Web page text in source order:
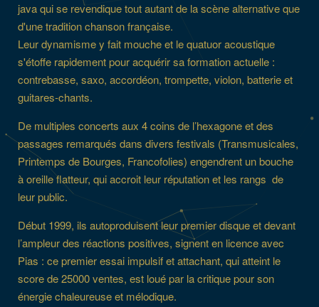
java qui se revendique tout autant de la scène alternative que
d'une tradition chanson française.
Leur dynamisme y fait mouche et le quatuor acoustique
s'étoffe rapidement pour acquérir sa formation actuelle :
contrebasse, saxo, accordéon, trompette, violon, batterie et
guitares-chants.
De multiples concerts aux 4 coins de l’hexagone et des
passages remarqués dans divers festivals (Transmusicales,
Printemps de Bourges, Francofolies) engendrent un bouche
à oreille flatteur, qui accroit leur réputation et les rangs de
leur public.
Début 1999, ils autoproduisent leur premier disque et devant
l’ampleur des réactions positives, signent en licence avec
Pias : ce premier essai impulsif et attachant, qui atteint le
score de 25000 ventes, est loué par la critique pour son
énergie chaleureuse et mélodique.